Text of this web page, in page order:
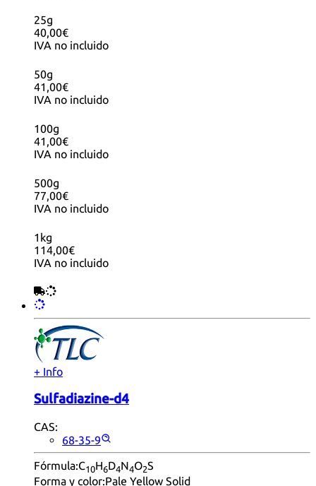
25g
40,00€
IVA no incluido
50g
41,00€
IVA no incluido
100g
41,00€
IVA no incluido
500g
77,00€
IVA no incluido
1kg
114,00€
IVA no incluido
+ Info
Sulfadiazine-d4
CAS:
68-35-9
Fórmula:C10H6D4N4O2S
Forma y color:Pale Yellow Solid